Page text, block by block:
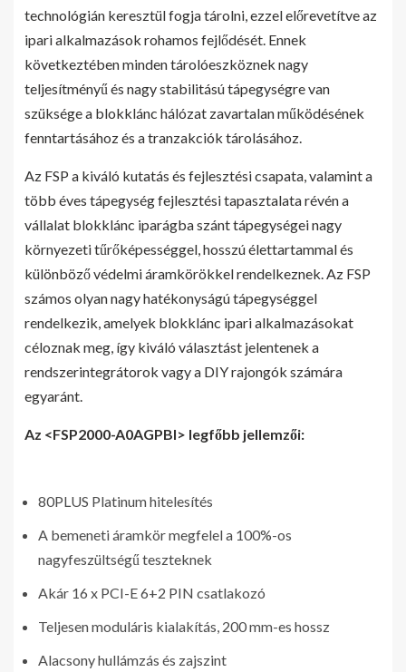
technológián keresztül fogja tárolni, ezzel előrevetítve az
ipari alkalmazások rohamos fejlődését. Ennek
következtében minden tárolóeszköznek nagy
teljesítményű és nagy stabilitású tápegységre van
szüksége a blokklánc hálózat zavartalan működésének
fenntartásához és a tranzakciók tárolásához.
Az FSP a kiváló kutatás és fejlesztési csapata, valamint a
több éves tápegység fejlesztési tapasztalata révén a
vállalat blokklánc iparágba szánt tápegységei nagy
környezeti tűrőképességgel, hosszú élettartammal és
különböző védelmi áramkörökkel rendelkeznek. Az FSP
számos olyan nagy hatékonyságú tápegységgel
rendelkezik, amelyek blokklánc ipari alkalmazásokat
céloznak meg, így kiváló választást jelentenek a
rendszerintegrátorok vagy a DIY rajongók számára
egyaránt.
Az <FSP2000-A0AGPBI> legfőbb jellemzői:
80PLUS Platinum hitelesítés
A bemeneti áramkör megfelel a 100%-os
nagyfeszültségű teszteknek
Akár 16 x PCI-E 6+2 PIN csatlakozó
Teljesen moduláris kialakítás, 200 mm-es hossz
Alacsony hullámzás és zajszint